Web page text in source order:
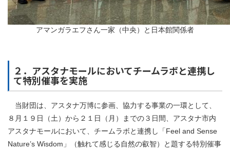
アマンガラエフさん一家（中央）と日本館関係者
２．アスタナモールにおいてチームラボと連携し
て特別催事を実施
当財団は、アスタナ万博に参画、協力する事業の一環として、
８月１９日（土）から２１日（月）までの３日間、アスタナ市内
アスタナモールにおいて、チームラボと連携し「Feel and Sense
Nature’s Wisdom」（触れて感じる自然の叡智）と題する特別催事